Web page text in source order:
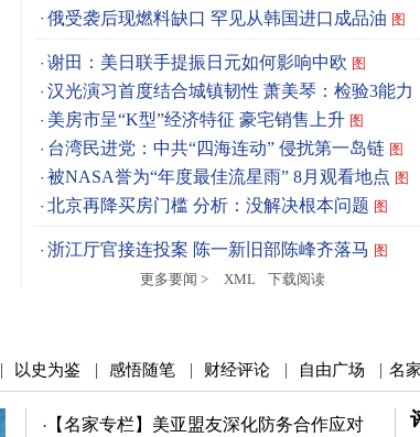
俄受袭后现燃料缺口 罕见从韩国进口成品油 图
谢田：美日联手提振日元如何影响中欧 图
汉光演习首度结合城镇韧性 萧美琴：检验3能力
图
美房市呈“K型”经济特征 豪宅销售上升 图
台湾民进党：中共“四海连动” 侵扰第一岛链 图
被NASA誉为“年度最佳流星雨” 8月观看地点 图
北京再降买房门槛 分析：没解决根本问题 图
浙江厅官接连投案 陈一新旧部陈峰齐落马 图
更多要闻 >
XML 下载阅读
| 以史为鉴 | 感悟随笔 | 财经评论 | 自由广场 | 名
【名家专栏】美亚盟友深化防务合作应对